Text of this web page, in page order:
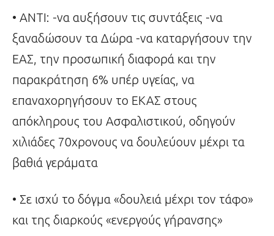
• ΑΝΤΙ: -να αυξήσουν τις συντάξεις -να
ξαναδώσουν τα Δώρα -να καταργήσουν την
ΕΑΣ, την προσωπική διαφορά και την
παρακράτηση 6% υπέρ υγείας, να
επαναχορηγήσουν το ΕΚΑΣ στους
απόκληρους του Ασφαλιστικού, οδηγούν
χιλιάδες 70χρονους να δουλεύουν μέχρι τα
βαθιά γεράματα
• Σε ισχύ το δόγμα «δουλειά μέχρι τον τάφο»
και της διαρκούς «ενεργούς γήρανσης»